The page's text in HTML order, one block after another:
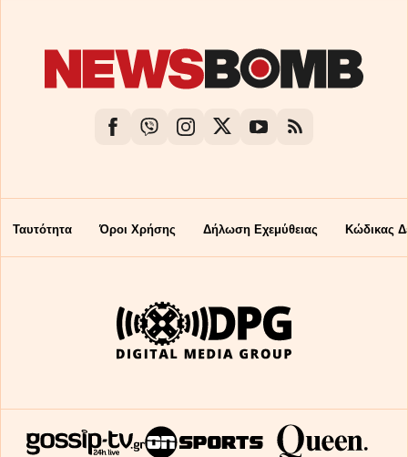
Ταυτότητα Όροι Χρήσης Δήλωση Εχεμύθειας Κώδικας